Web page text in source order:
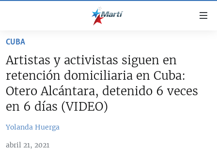
accesibilidad
al
contenido
principal
principal
CUBA
DERECHOS HUMANOS
SOBRE CUBA
ESTADOS UNIDOS
ESTADOS UNIDOS
AMÉRICA LATINA
CUBA
Artistas y activistas siguen en
retención domiciliaria en Cuba:
Otero Alcántara, detenido 6 veces
en 6 días (VIDEO)
Yolanda Huerga
abril 21, 2021